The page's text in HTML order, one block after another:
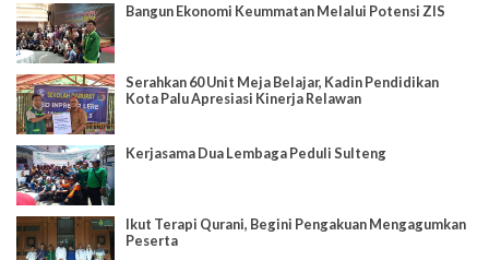
Bangun Ekonomi Keummatan Melalui Potensi ZIS
Serahkan 60 Unit Meja Belajar, Kadin Pendidikan
Kota Palu Apresiasi Kinerja Relawan
Kerjasama Dua Lembaga Peduli Sulteng
Ikut Terapi Qurani, Begini Pengakuan Mengagumkan
Peserta